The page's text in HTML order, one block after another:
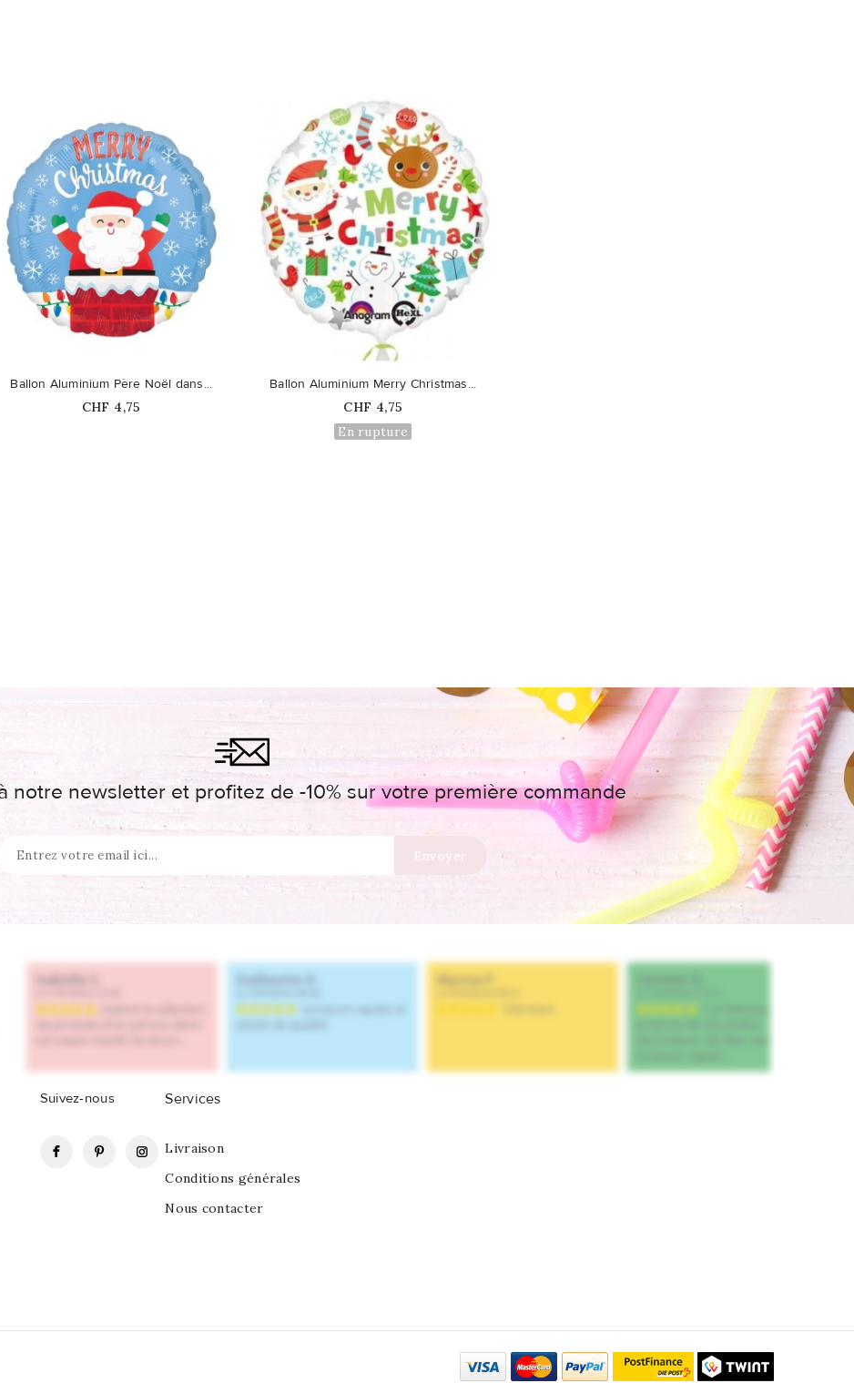
Ballon Aluminium Père Noël dans...
Prix
CHF 4,75
Ballon Aluminium Merry Christmas...
Prix
CHF 4,75
En rupture
notre newsletter et profitez de -10% sur votre première commande
Suivez-nous
FacebookPinterestInstagram
Services
Livraison
Conditions générales
Nous contacter